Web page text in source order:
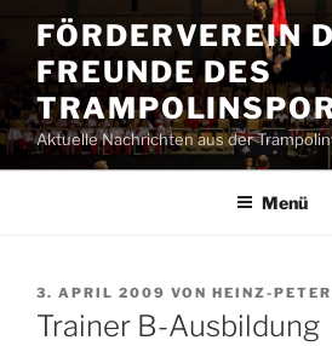
Inhalt
springen
FÖRDERVEREIN
FREUNDE DES
Aktuelle Nachrichten aus der
Menü
VERÖFFENTLICHT
AM
3. APRIL 2009 VON HEINZ-
Trainer B-Ausbildung